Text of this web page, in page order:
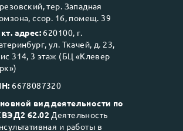
тер. Западная
ссор. 16, помещ. 39
адрес: 620100, г.
ул. Ткачей, д. 23,
314, 3 этаж (БЦ «Клевер
6678087320
вид деятельности по
62.02 Деятельность
и работы в